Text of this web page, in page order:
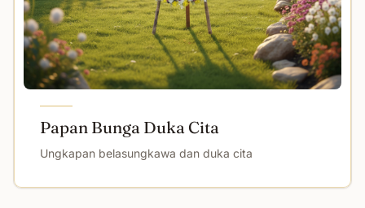
Papan Bunga Duka Cita
Ungkapan belasungkawa dan duka cita